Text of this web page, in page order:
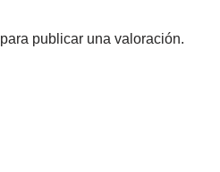
para publicar una valoración.